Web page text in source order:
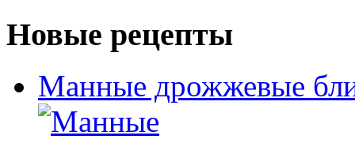
Новые рецепты
Манные дрожжевые